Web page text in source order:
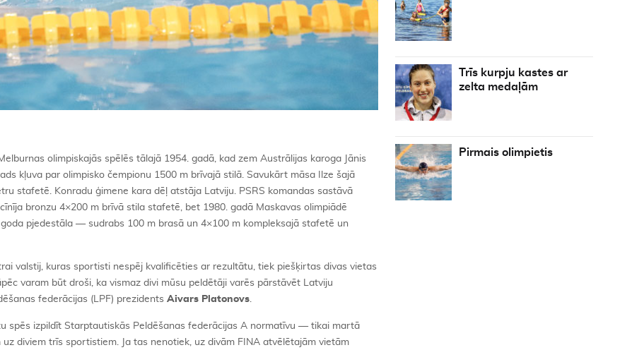
olimpiskajās spēlēs tālajā 1954. gadā, kad zem Austrālijas karoga Jānis
kļuva par olimpisko čempionu 1500 m brīvajā stilā. Savukārt māsa Ilze šajā
stafetē. Konradu ģimene kara dēļ atstāja Latviju. PSRS komandas sastāvā
bronzu 4×200 m brīvā stila stafetē, bet 1980. gadā Maskavas olimpiādē
pjedestāla — sudrabs 100 m brasā un 4×100 m kompleksajā stafetē un
valstij, kuras sportisti nespēj kvalificēties ar rezultātu, tiek piešķirtas divas vietas
varam būt droši, ka vismaz divi mūsu peldētāji varēs pārstāvēt Latviju
federācijas (LPF) prezidents Aivars Platonovs.
spēs izpildīt Starptautiskās Peldēšanas federācijas A normatīvu — tikai martā
diviem trīs sportistiem. Ja tas nenotiek, uz divām FINA atvēlētajām vietām
Trīs kurpju kastes ar
zelta medaļām
Pirmais olimpietis